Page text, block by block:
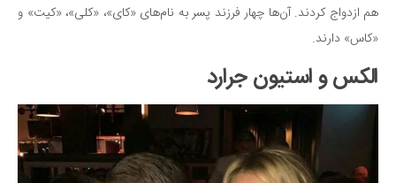
هم ازدواج کردند. آن‌ها چهار فرزند پسر به نام‌های «کای»، «کلی»، «کیت» و
«کاس» دارند.
الکس و استیون جرارد